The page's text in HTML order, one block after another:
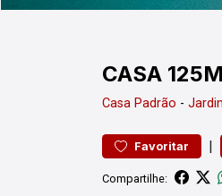
CASA
Casa Padrão -
Favoritar |
Compartilhe: